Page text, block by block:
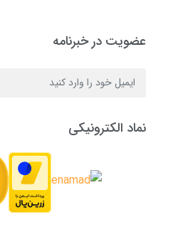
عضویت در خبرنامه
نماد الکترونیکی